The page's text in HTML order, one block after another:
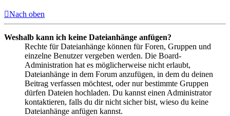
Nach oben
Weshalb kann ich keine Dateianhänge anfügen?
Rechte für Dateianhänge können für Foren, Gruppen und
einzelne Benutzer vergeben werden. Die Board-
Administration hat es möglicherweise nicht erlaubt,
Dateianhänge in dem Forum anzufügen, in dem du deinen
Beitrag verfassen möchtest, oder nur bestimmte Gruppen
dürfen Dateien hochladen. Du kannst einen Administrator
kontaktieren, falls du dir nicht sicher bist, wieso du keine
Dateianhänge anfügen kannst.